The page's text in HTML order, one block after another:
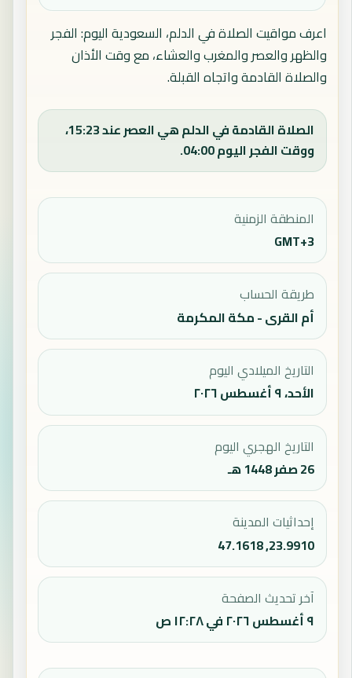
اعرف مواقيت الصلاة في الدلم، السعودية اليوم: الفجر
والظهر والعصر والمغرب والعشاء، مع وقت الأذان
والصلاة القادمة واتجاه القبلة.
الصلاة القادمة في الدلم هي العصر عند 15:23،
ووقت الفجر اليوم 04:00.
المنطقة الزمنية
GMT+3
طريقة الحساب
أم القرى - مكة المكرمة
التاريخ الميلادي اليوم
الأحد، ٩ أغسطس ٢٠٢٦
التاريخ الهجري اليوم
26 صفر 1448 هـ
إحداثيات المدينة
23.9910, 47.1618
آخر تحديث الصفحة
٩ أغسطس ٢٠٢٦ في ١٢:٢٨ ص